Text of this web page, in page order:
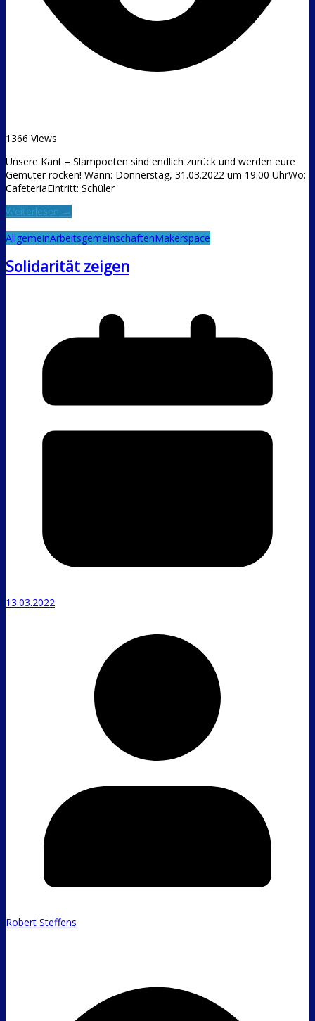
1366 Views
Unsere Kant – Slampoeten sind endlich zurück und werden eure
Gemüter rocken! Wann: Donnerstag, 31.03.2022 um 19:00 UhrWo:
CafeteriaEintritt: Schüler
Weiterlesen →
AllgemeinArbeitsgemeinschaftenMakerspace
Solidarität zeigen
13.03.2022
Robert Steffens